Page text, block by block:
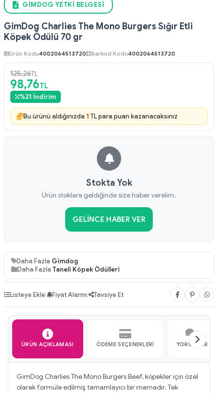
GIMDOG YETKI BELGESI
GimDog Charlies The Mono Burgers Sığır Etli
Köpek Ödülü 70 gr
Ürün Kodu4002064513720 Barkod Kodu4002064513720
125,26TL
98,76TL
%21 İndirim
Bu ürünü aldığınızda 1 TL para puan kazanacaksınız
Stokta Yok
Ürün stoklara geldiğinde size haber verelim.
GELINCE HABER VER
Daha Fazla Gimdog
Daha Fazla Taneli Köpek Ödülleri
Listeye Ekle| Fiyat Alarmı| Tavsiye Et
ÜRÜN AÇIKLAMASI ÖDEME SEÇENEKLERI YORUMLAR
GimDog Charlies The Mono Burgers Beef, köpekler için özel
olarak formüle edilmiş tamamlayıcı bir mamadır. Tek